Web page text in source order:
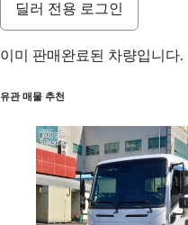
딜러 전용 로그인
이미 판매완료된 차량입니다.
유관 매물 추천